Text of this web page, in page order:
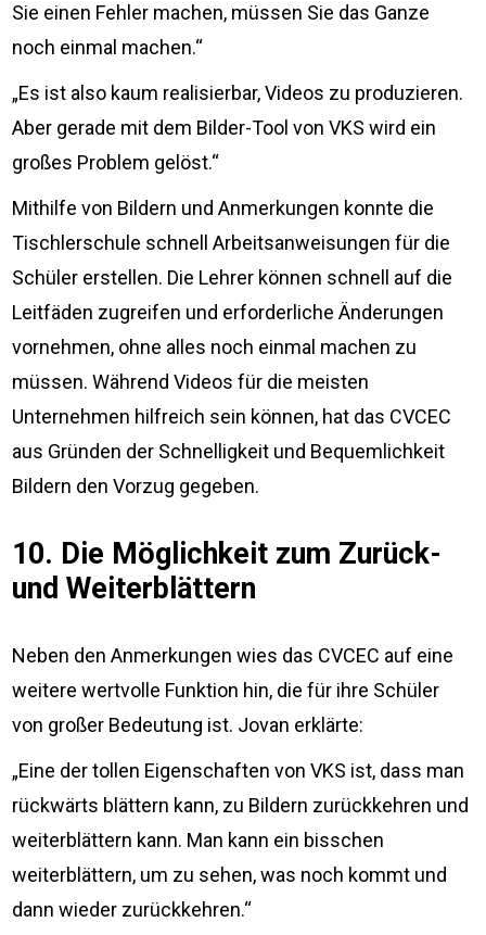
Sie einen Fehler machen, müssen Sie das Ganze
noch einmal machen.“
„Es ist also kaum realisierbar, Videos zu produzieren.
Aber gerade mit dem Bilder-Tool von VKS wird ein
großes Problem gelöst.“
Mithilfe von Bildern und Anmerkungen konnte die
Tischlerschule schnell Arbeitsanweisungen für die
Schüler erstellen. Die Lehrer können schnell auf die
Leitfäden zugreifen und erforderliche Änderungen
vornehmen, ohne alles noch einmal machen zu
müssen. Während Videos für die meisten
Unternehmen hilfreich sein können, hat das CVCEC
aus Gründen der Schnelligkeit und Bequemlichkeit
Bildern den Vorzug gegeben.
10. Die Möglichkeit zum Zurück-
und Weiterblättern
Neben den Anmerkungen wies das CVCEC auf eine
weitere wertvolle Funktion hin, die für ihre Schüler
von großer Bedeutung ist. Jovan erklärte:
„Eine der tollen Eigenschaften von VKS ist, dass man
rückwärts blättern kann, zu Bildern zurückkehren und
weiterblättern kann. Man kann ein bisschen
weiterblättern, um zu sehen, was noch kommt und
dann wieder zurückkehren.“